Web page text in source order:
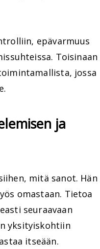
epävarmuus
Toisinaan
jossa
ja
mitä sanot. Hän
omastaan. Tietoa
seuraavaan
yksityiskohtiin
itseään.